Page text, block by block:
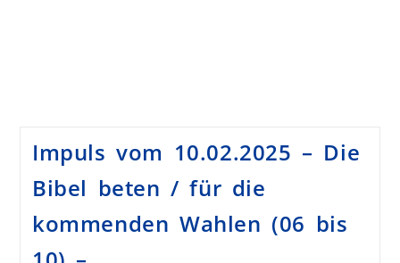
Impuls vom 10.02.2025 – Die
Bibel beten / für die
kommenden Wahlen (06 bis